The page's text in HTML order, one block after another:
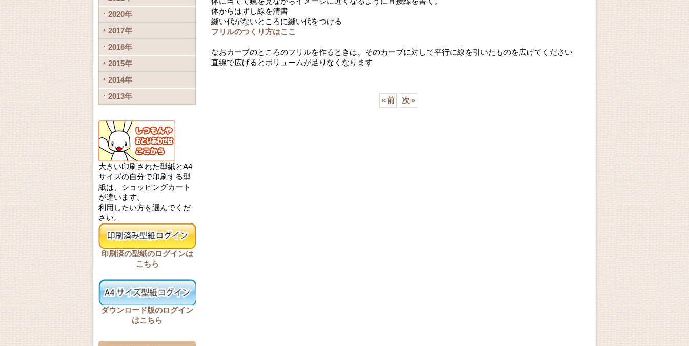
2020年
2017年
2016年
2015年
2014年
2013年
大きい印刷された型紙とA4
サイズの自分で印刷する型
紙は、ショッピングカート
が違います。
利用したい方を選んでくだ
さい。
印刷済の型紙のログインは
こちら
ダウンロード版のログイン
はこちら
体からはずし線を清書
縫い代がないところに縫い代をつける
フリルのつくり方はここ
なおカーブのところのフリルを作るときは、そのカーブに対して平行に線を引いたものを広げてください
直線で広げるとボリュームが足りなくなります
«前 次 »